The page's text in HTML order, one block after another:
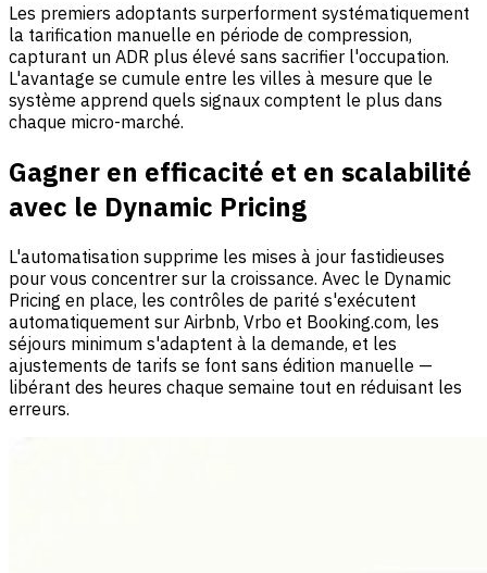
Les premiers adoptants surperforment systématiquement
la tarification manuelle en période de compression,
capturant un ADR plus élevé sans sacrifier l'occupation.
L'avantage se cumule entre les villes à mesure que le
système apprend quels signaux comptent le plus dans
chaque micro-marché.
Gagner en efficacité et en scalabilité
avec le Dynamic Pricing
L'automatisation supprime les mises à jour fastidieuses
pour vous concentrer sur la croissance. Avec le Dynamic
Pricing en place, les contrôles de parité s'exécutent
automatiquement sur Airbnb, Vrbo et Booking.com, les
séjours minimum s'adaptent à la demande, et les
ajustements de tarifs se font sans édition manuelle —
libérant des heures chaque semaine tout en réduisant les
erreurs.